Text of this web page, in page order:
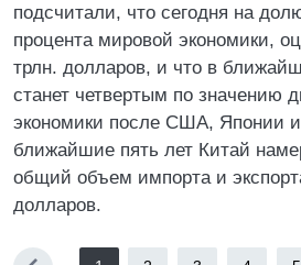
подсчитали, что сегодня на
процента мировой экономики,
трлн. долларов, и что в
станет четвертым по значению
экономики после США, Японии
ближайшие пять лет Китай
общий объем импорта и
долларов.